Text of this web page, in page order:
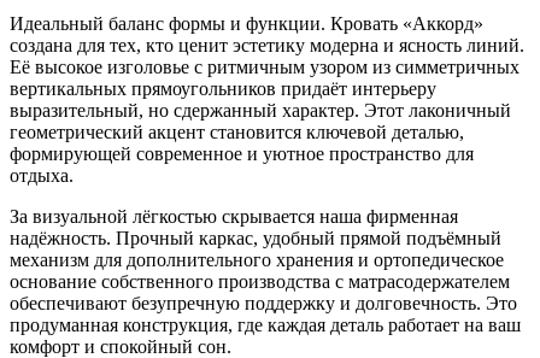
Идеальный баланс формы и функции. Кровать «Аккорд»
создана для тех, кто ценит эстетику модерна и ясность линий.
Её высокое изголовье с ритмичным узором из симметричных
вертикальных прямоугольников придаёт интерьеру
выразительный, но сдержанный характер. Этот лаконичный
геометрический акцент становится ключевой деталью,
формирующей современное и уютное пространство для
отдыха.
За визуальной лёгкостью скрывается наша фирменная
надёжность. Прочный каркас, удобный прямой подъёмный
механизм для дополнительного хранения и ортопедическое
основание собственного производства с матрасодержателем
обеспечивают безупречную поддержку и долговечность. Это
продуманная конструкция, где каждая деталь работает на ваш
комфорт и спокойный сон.